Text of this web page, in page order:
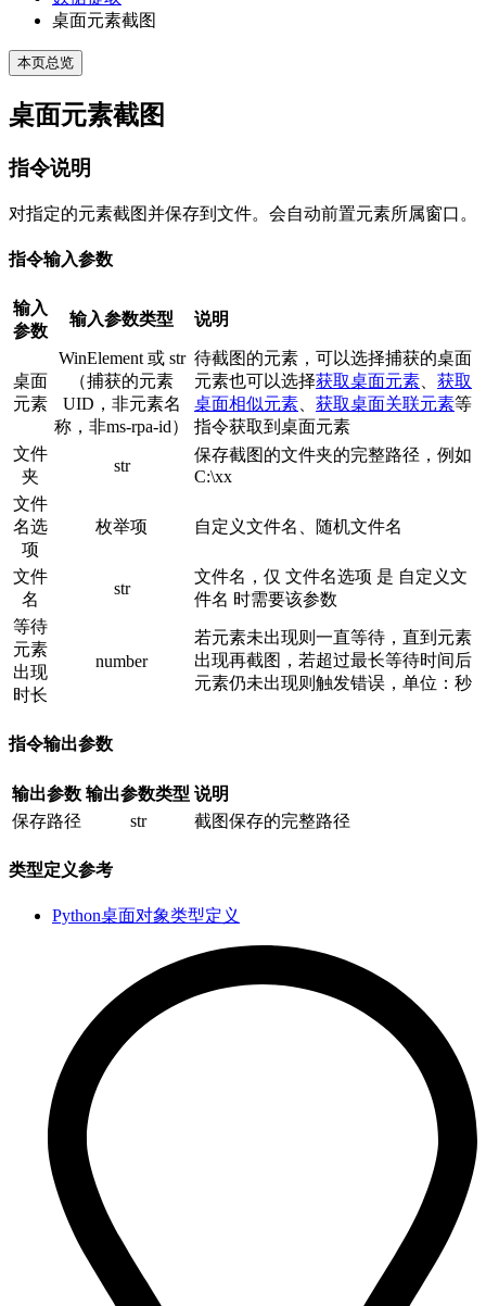
桌面元素截图
本页总览
桌面元素截图
指令说明
对指定的元素截图并保存到文件。会自动前置元素所属窗口。
指令输入参数
输入
参数
输入参数类型 说明
桌面
元素
WinElement 或 str
（捕获的元素
UID，非元素名
称，非ms-rpa-id）
待截图的元素，可以选择捕获的桌面
元素也可以选择获取桌面元素
获取
桌面相似元素
获取桌面关联元素等
指令获取到桌面元素
文件
夹
str
保存截图的文件夹的完整路径，例如
C:\xx
文件
名选
项
枚举项 自定义文件名、随机文件名
文件
名
str
文件名，仅 文件名选项 是 自定义文
件名 时需要该参数
等待
元素
出现
时长
number
若元素未出现则一直等待，直到元素
出现再截图，若超过最长等待时间后
元素仍未出现则触发错误，单位：秒
指令输出参数
输出参数 输出参数类型 说明
保存路径
str 截图保存的完整路径
类型定义参考
Python桌面对象类型定义